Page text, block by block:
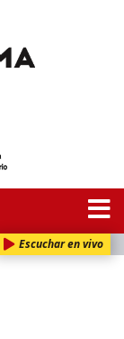
Escuchar en vivo